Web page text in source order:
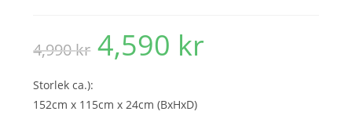
4,990kr
Det
ursprungliga
priset
4,590 kr
Storlek ca.):
152cm x 115cm x 24cm (BxHxD)